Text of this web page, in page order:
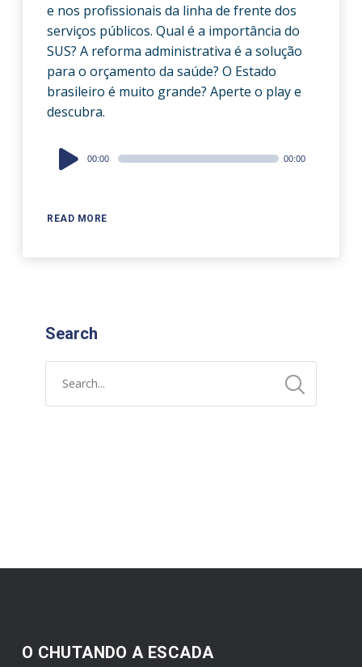
e nos profissionais da linha de frente dos
serviços públicos. Qual é a importância do
SUS? A reforma administrativa é a solução
para o orçamento da saúde? O Estado
brasileiro é muito grande? Aperte o play e
descubra.
READ MORE
Audio
Player
00:00 00:00
Search
O CHUTANDO A ESCADA